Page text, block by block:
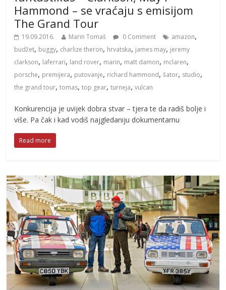
Hammond – se vraćaju s emisijom
The Grand Tour
19.09.2016. Marin Tomaš 0 Comment amazon,
budžet, buggy, charlize theron, hrvatska, james may, jeremy
clarkson, laferrari, land rover, marin, matt damon, mclaren,
porsche, premijera, putovanje, richard hammond,šator, studio,
the grand tour,tomas,top gear,turneja,vulcan
Konkurencija je uvijek dobra stvar – tjera te da radiš bolje i
više. Pa čak i kad vodiš najgledaniju dokumentarnu
Read more